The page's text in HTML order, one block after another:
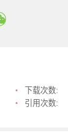
下载次数:
引用次数: